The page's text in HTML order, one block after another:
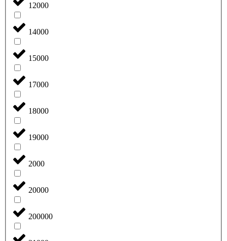
12000
14000
15000
17000
18000
19000
2000
20000
200000